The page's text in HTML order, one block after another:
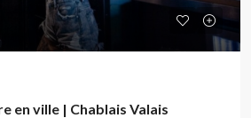
en ville | Chablais Valais